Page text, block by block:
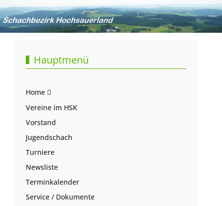
Hauptmenü
Home
Vereine im HSK
Vorstand
Jugendschach
Turniere
Newsliste
Terminkalender
Service / Dokumente